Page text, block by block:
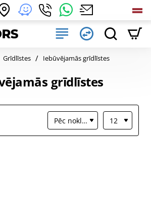
grīdlīstes
Grīdlīstes Iebūvējamās grīdlīstes